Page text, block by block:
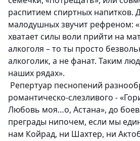
распитием спиртных напитков.
малодушных звучит рефреном:
хватает силы воли прийти на
алкоголя – то ты просто
алкоголик, а не фанат. Таким
наших рядах».
Репертуар песнопений
романтическо-слезливого -
Любовь моя…о, Астана», до
преграды нипочем, если мы
нам Койрад, ни Шахтер, ни